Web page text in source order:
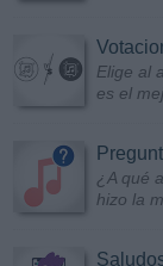
Elige al
es el
¿A qué
hizo la